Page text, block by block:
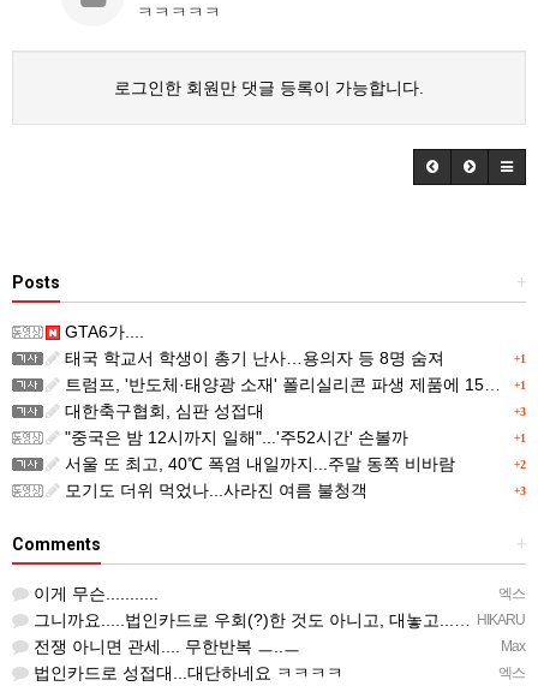
ㅋㅋㅋㅋㅋ
로그인한 회원만 댓글 등록이 가능합니다.
+
Posts
GTA6가....
+1
태국 학교서 학생이 총기 난사…용의자 등 8명 숨져
+1
트럼프, '반도체·태양광 소재' 폴리실리콘 파생 제품에 15% 관세...한국 기업도 영향
+3
대한축구협회, 심판 성접대
+1
"중국은 밤 12시까지 일해"...'주52시간' 손볼까
+2
서울 또 최고, 40℃ 폭염 내일까지...주말 동쪽 비바람
+3
모기도 더위 먹었나...사라진 여름 불청객
+
Comments
엑스
이게 무슨...........
HIKARU
그니까요.....법인카드로 우회(?)한 것도 아니고, 대놓고...ㅋ ㅋ)
Max
전쟁 아니면 관세.... 무한반복 ㅡ..ㅡ
엑스
법인카드로 성접대...대단하네요 ㅋㅋㅋㅋ